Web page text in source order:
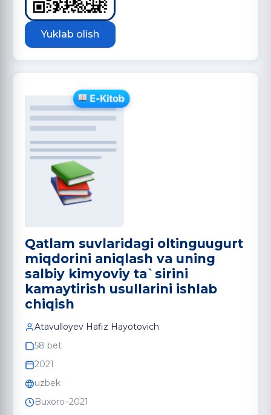
Yuklab olish
Qatlam suvlaridagi oltinguugurt
miqdorini aniqlash va uning
salbiy kimyoviy ta`sirini
kamaytirish usullarini ishlab
chiqish
Atavulloyev Hafiz Hayotovich
58 bet
2021
uzbek
Buxoro–2021